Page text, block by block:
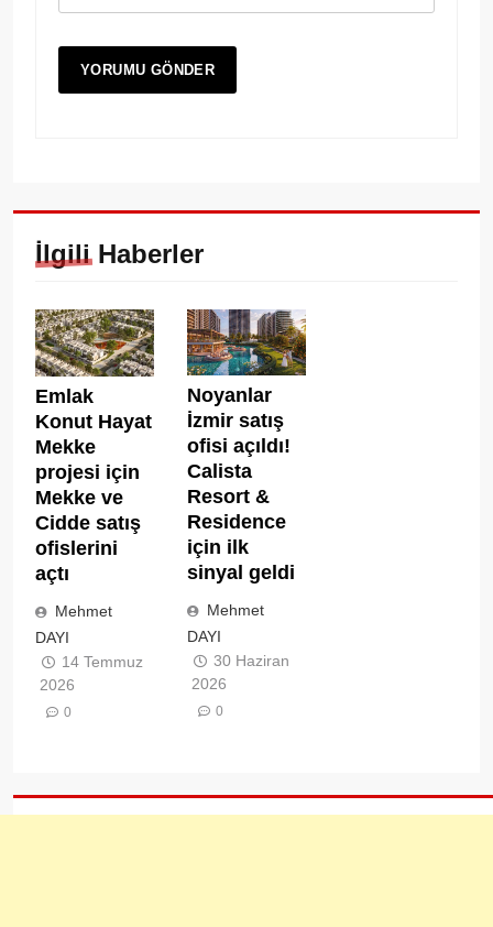
İlgili Haberler
Emlak
Konut Hayat
Mekke
projesi için
Mekke ve
Cidde satış
ofislerini
açtı
Mehmet
DAYI
14 Temmuz
2026
0
Noyanlar
İzmir satış
ofisi açıldı!
Calista
Resort &
Residence
için ilk
sinyal geldi
Mehmet
DAYI
30 Haziran
2026
0